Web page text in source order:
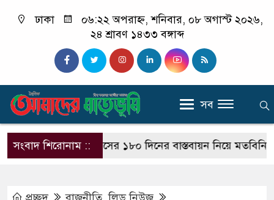
ঢাকা
০৬:২২ অপরাহ্ন, শনিবার, ০৮ অগাস্ট ২০২৬,
২৪ শ্রাবণ ১৪৩৩ বঙ্গাব্দ
সব
সংবাদ শিরোনাম ::
শিক্ষা অফিসের ১৮০ দিনের বাস্তবায়ন নিয়ে মতবিনিময়